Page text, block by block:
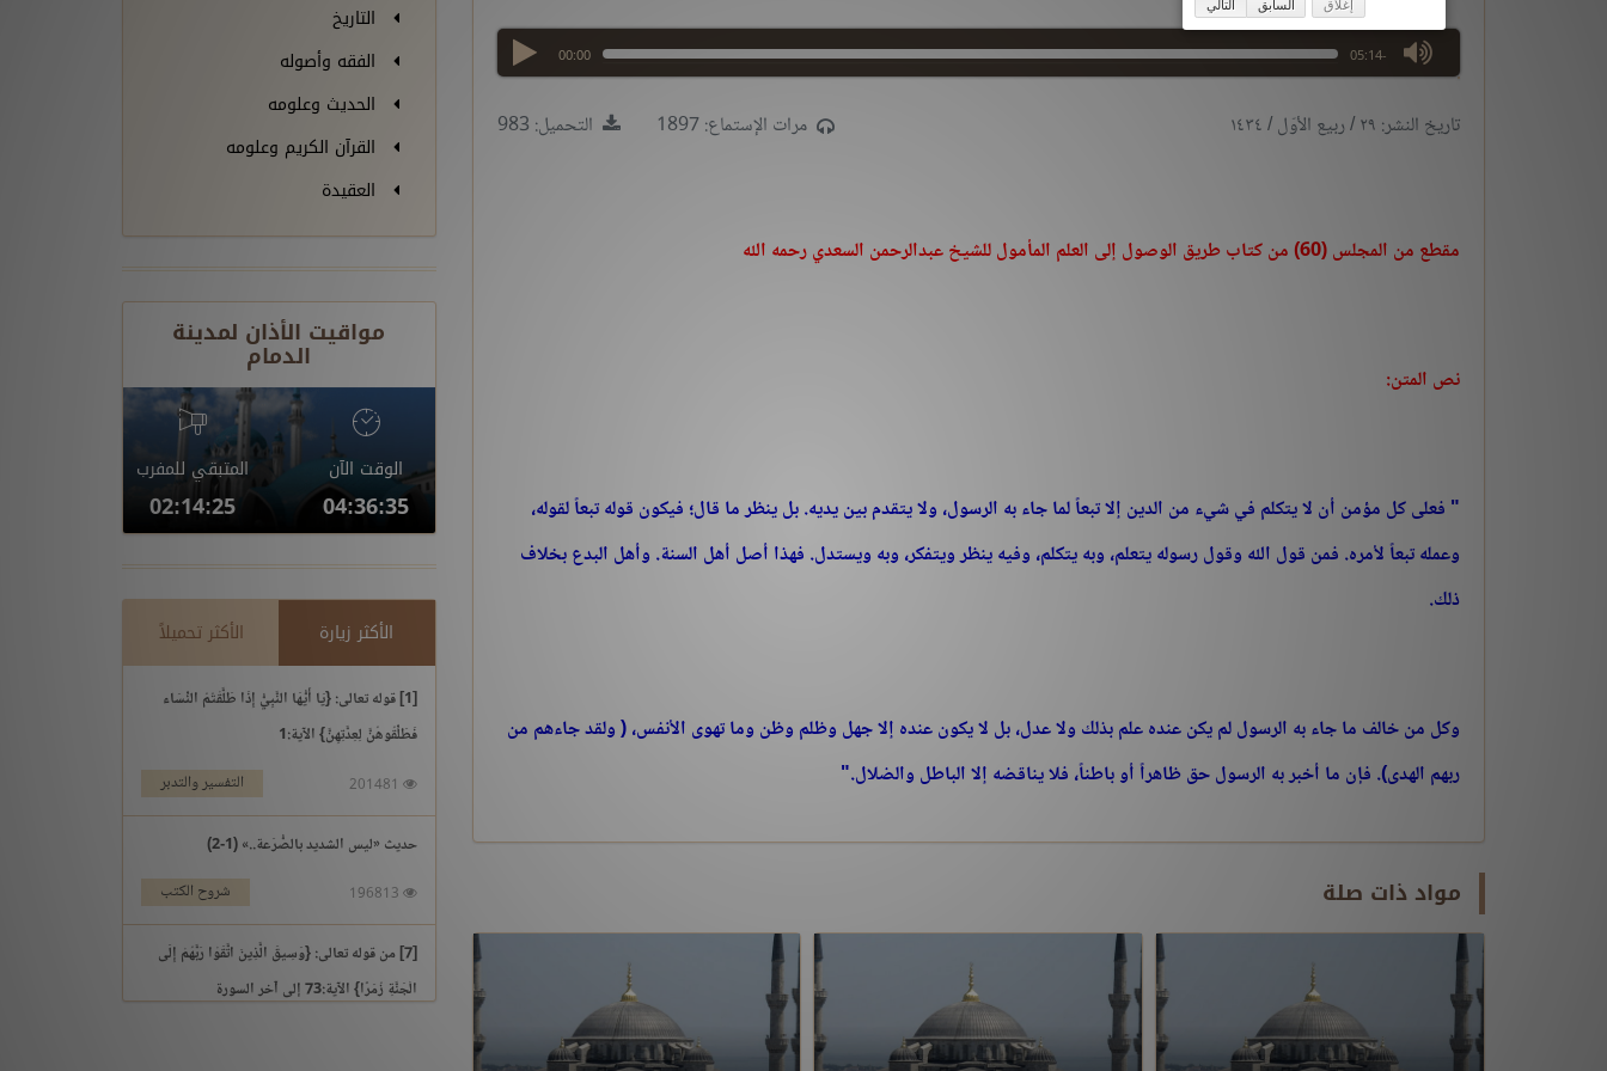
00:00 -05:14
max volume
تاريخ النشر: ٢٩ / ربيع الأوّل / ١٤٣٤ التحميل: 983 مرات الإستماع: 1897
مقطع من المجلس (60) من كتاب طريق الوصول إلى العلم المأمول للشيخ عبدالرحمن السعدي رحمه الله
نص المتن:
" فعلى كل مؤمن أن لا يتكلم في شيء من الدين إلا تبعاً لما جاء به الرسول، ولا يتقدم بين يديه. بل ينظر ما قال؛ فيكون قوله تبعاً لقوله،
وعمله تبعاً لأمره. فمن قول الله وقول رسوله يتعلم، وبه يتكلم، وفيه ينظر ويتفكر، وبه ويستدل. فهذا أصل أهل السنة. وأهل البدع بخلاف
ذلك.
وكل من خالف ما جاء به الرسول لم يكن عنده علم بذلك ولا عدل، بل لا يكون عنده إلا جهل وظلم وظن وما تهوى الأنفس، ( ولقد جاءهم من
ربهم الهدى). فإن ما أخبر به الرسول حق ظاهراً أو باطناً، فلا يناقضه إلا الباطل والضلال."
مواد ذات صلة
التاريخ
الفقه وأصوله
الحديث وعلومه
القرآن الكريم وعلومه
العقيدة
مواقيت الأذان لمدينة
الدمام
الوقت الآن
04:36:36
المتبقي للمفرب
02:14:24
الأكثر زيارة الأكثر تحميلاً
[1] قوله تعالى: {يَا أَيُّهَا النَّبِيُّ إِذَا طَلَّقْتُمُ النِّسَاء
فَطَلِّقُوهُنَّ لِعِدَّتِهِنَّ} الآية:1
التفسير والتدبر
حديث «ليس الشديد بالصُّرَعة..» (1-2)
شروح الكتب
[7] من قوله تعالى: {وَسِيقَ الَّذِينَ اتَّقَوْا رَبَّهُمْ إِلَى
الْجَنَّةِ زُمَرًا} الآية:73 إلى آخر السورة
إغلاق السابق التالي